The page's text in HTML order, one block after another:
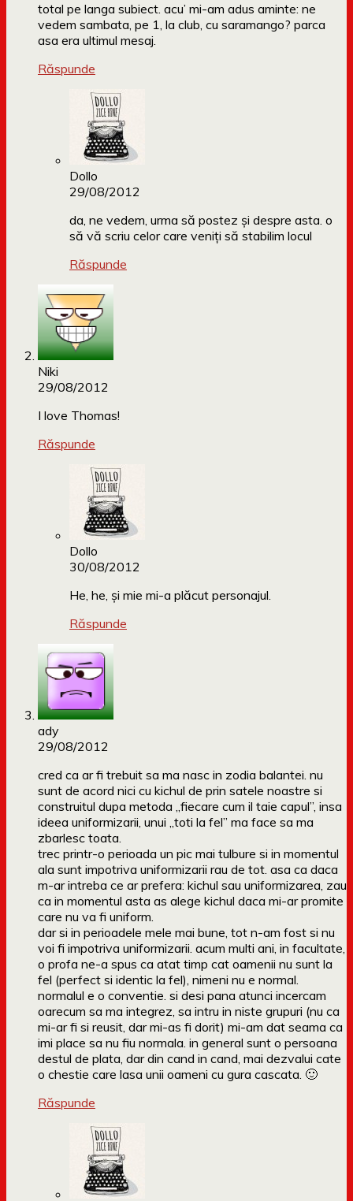
total pe langa subiect. acu’ mi-am adus aminte: ne
vedem sambata, pe 1, la club, cu saramango? parca
asa era ultimul mesaj.
Răspunde
Dollo
29/08/2012
da, ne vedem, urma să postez și despre asta. o
să vă scriu celor care veniți să stabilim locul
Răspunde
Niki
29/08/2012
I love Thomas!
Răspunde
Dollo
30/08/2012
He, he, și mie mi-a plăcut personajul.
Răspunde
ady
29/08/2012
cred ca ar fi trebuit sa ma nasc in zodia balantei. nu
sunt de acord nici cu kichul de prin satele noastre si
construitul dupa metoda „fiecare cum il taie capul”, insa
ideea uniformizarii, unui „toti la fel” ma face sa ma
zbarlesc toata.
trec printr-o perioada un pic mai tulbure si in momentul
ala sunt impotriva uniformizarii rau de tot. asa ca daca
m-ar intreba ce ar prefera: kichul sau uniformizarea, zau
ca in momentul asta as alege kichul daca mi-ar promite
care nu va fi uniform.
dar si in perioadele mele mai bune, tot n-am fost si nu
voi fi impotriva uniformizarii. acum multi ani, in facultate,
o profa ne-a spus ca atat timp cat oamenii nu sunt la
fel (perfect si identic la fel), nimeni nu e normal.
normalul e o conventie. si desi pana atunci incercam
oarecum sa ma integrez, sa intru in niste grupuri (nu ca
mi-ar fi si reusit, dar mi-as fi dorit) mi-am dat seama ca
imi place sa nu fiu normala. in general sunt o persoana
destul de plata, dar din cand in cand, mai dezvalui cate
o chestie care lasa unii oameni cu gura cascata. 🙂
Răspunde